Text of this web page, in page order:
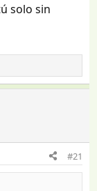
solo sin
#21